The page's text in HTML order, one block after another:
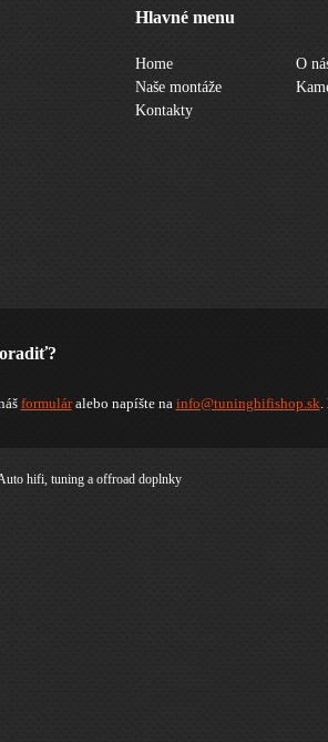
Hlavné menu
Home
O
Naše montáže
Kontakty
formuláralebo napíšte na info@tuninghifishop.sk.
hifi, tuning a offroad doplnky